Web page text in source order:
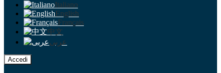
Italiano
English
Français
中文
عربى
Accedi